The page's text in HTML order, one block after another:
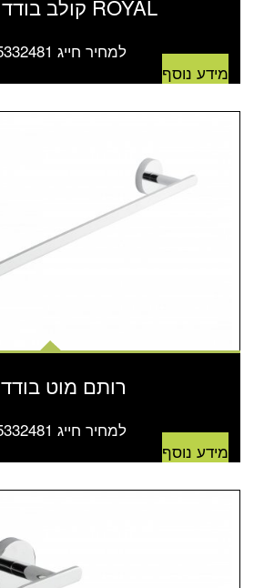
ROYAL קולב בודד מעוצב
למחיר חייג 03-5332481
מידע נוסף
רותם מוט בודד 60
למחיר חייג 03-5332481
מידע נוסף